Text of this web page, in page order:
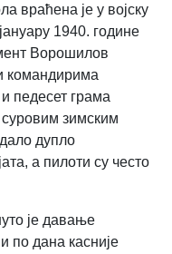
враћена је у војску
1940. године
Ворошилов
командирима
педесет грама
суровим зимским
дупло
а пилоти су често
је давање
по дана касније